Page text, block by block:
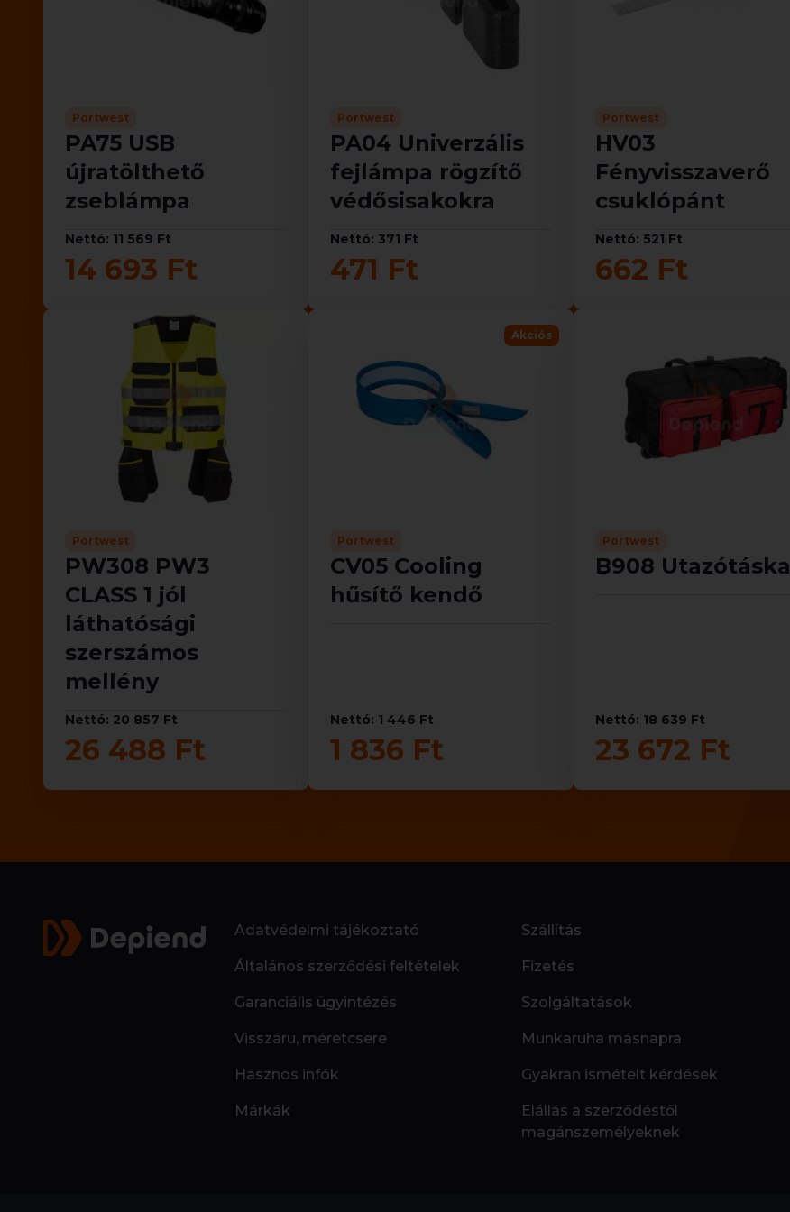
Portwest
PA75 USB
újratölthető
zseblámpa
Nettó: 11 569 Ft
14 693 Ft
Portwest
PA04 Univerzális
fejlámpa rögzítő
védősisakokra
Nettó: 371 Ft
471 Ft
Portwest
HV03
Fényvisszaverő
csuklópánt
Nettó: 521 Ft
662 Ft
Portwest
PW308 PW3
CLASS 1 jól
láthatósági
szerszámos
mellény
Nettó: 20 857 Ft
26 488 Ft
Akciós
Portwest
CV05 Cooling
hűsítő kendő
Nettó: 1 446 Ft
1 836 Ft
Portwest
B908 Utazótáska
Nettó: 18 639 Ft
23 672 Ft
Adatvédelmi tájékoztató
Általános szerződési feltételek
Garanciális ügyintézés
Visszáru, méretcsere
Hasznos infók
Márkák
Szállítás
Fizetés
Szolgáltatások
Munkaruha másnapra
Gyakran ismételt kérdések
Elállás a szerződéstől
magánszemélyeknek